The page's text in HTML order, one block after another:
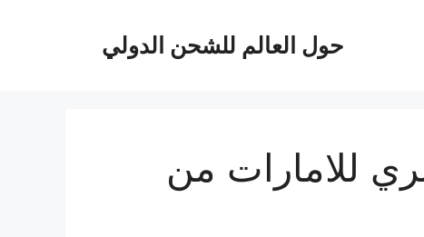
حول العالم للشحن الدولي
للامارات من